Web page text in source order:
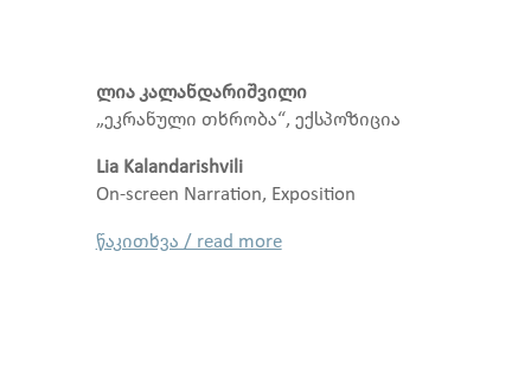
ლია კალანდარიშვილი
„ეკრანული თხრობა“, ექსპოზიცია
Lia Kalandarishvili
On-screen Narration, Exposition
წაკითხვა / read more